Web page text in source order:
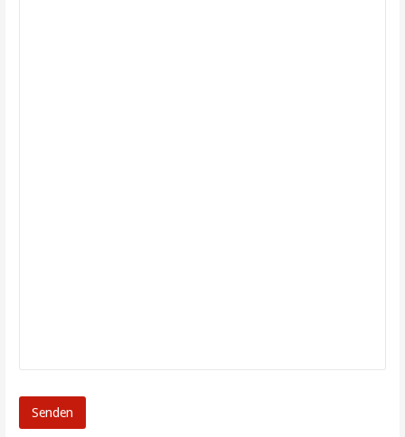
Senden